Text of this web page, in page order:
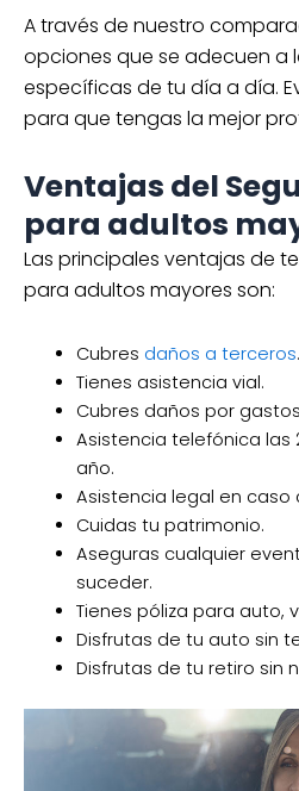
A través de nuestro
opciones que se adecuen a
específicas de tu día a día.
para que tengas la mejor
Ventajas del
para adultos
Las principales ventajas de
para adultos mayores son:
Cubres daños a terceros.
Tienes asistencia vial.
Cubres daños por
Asistencia telefónica las
año.
Asistencia legal en caso
Cuidas tu patrimonio.
Aseguras cualquier
suceder.
Tienes póliza para auto,
Disfrutas de tu auto sin
Disfrutas de tu retiro sin